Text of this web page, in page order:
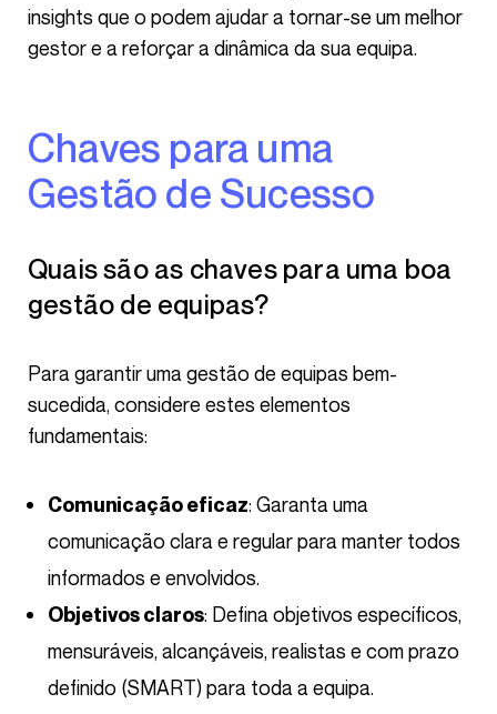
insights que o podem ajudar a tornar-se um melhor
gestor e a reforçar a dinâmica da sua equipa.
Chaves para uma
Gestão de Sucesso
Quais são as chaves para uma boa
gestão de equipas?
Para garantir uma gestão de equipas bem-
sucedida, considere estes elementos
fundamentais:
Comunicação eficaz: Garanta uma
comunicação clara e regular para manter todos
informados e envolvidos.
Objetivos claros: Defina objetivos específicos,
mensuráveis, alcançáveis, realistas e com prazo
definido (SMART) para toda a equipa.